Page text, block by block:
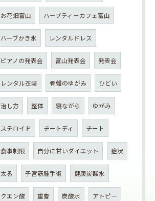
お花畑富山 ハーブティーカフェ富山
ハーブかき氷 レンタルドレス
ピアノの発表会 富山発表会 発表会
レンタル衣装 骨盤のゆがみ ひどい
治し方 整体 寝ながら ゆがみ
ステロイド チートディ チート
食事制限 自分に甘いダイエット 症状
太る 子宮筋腫手術 健康炭酸水
クエン酸 重曹 炭酸水 アトピー